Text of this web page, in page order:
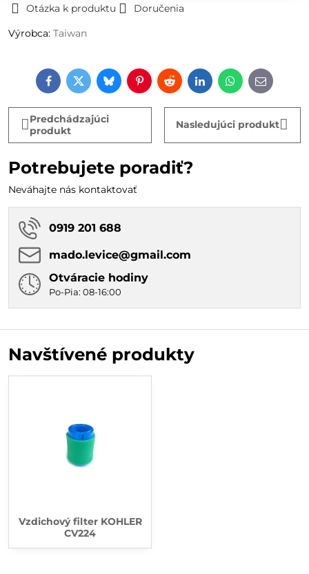
Otázka k produktu
Doručenia
Výrobca: Taiwan
FacebookTwitterBlueskyPinterestRedditLinkedInWhatsApp
E-
mail
Predchádzajúci
produkt
Nasledujúci produkt
Potrebujete poradiť?
Neváhajte nás kontaktovať
0919 201 688
mado​.levice​@gmail​.com
Otváracie hodiny
Po-Pia: 08-16:00
Navštívené produkty
Vzdichový filter KOHLER
CV224